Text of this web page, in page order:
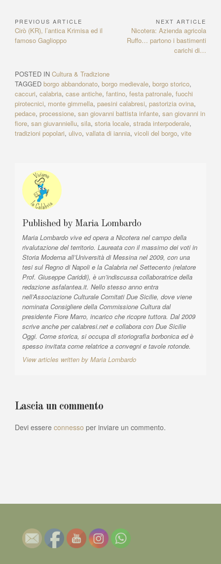
s
A
p
e
b
o
k
n a
m
e
st
e
dI
n
h
at
p
e
ss
a
g
ail
di
N
a
g
a
z
i
o
PREVIOUS ARTICLE
P
r
i
o
u
s
A
r
t
i
Cirò (KR), l’antica Krimisa ed il
famoso Gaglioppo
NEXT ARTICLE
N
e
r
t
i
c
l
e
:
Nicotera: Azienda agricola
Ruffo… partono i bastimenti
carichi di…
POSTED IN Cultura & Tradizione
TAGGED borgo abbandonato, borgo medievale, borgo storico,
caccuri, calabria, case antiche, fantino, festa patronale, fuochi
pirotecnici, monte gimmella, paesini calabresi, pastorizia ovina,
pedace, processione, san giovanni battista infante, san giovanni in
fiore, san giuvanniellu, sila, storia locale, strada interpoderale,
tradizioni popolari, ulivo, vallata di iannia, vicoli del borgo, vite
Published byMaria Lombardo
Maria Lombardo vive ed opera a Nicotera nel campo della
rivalutazione del territorio. Laureata con il massimo dei voti in
Storia Moderna all’Università di Messina nel 2009, con una
tesi sul Regno di Napoli e la Calabria nel Settecento (relatore
Prof. Giuseppe Cariddi), è un’indiscussa collaboratrice della
redazione asfalantea.it. Nello stesso anno entra
nell’Associazione Culturale Comitati Due Sicilie, dove viene
nominata Consigliere della Commissione Cultura dal
presidente Fiore Marro, incarico che ricopre tuttora. Dal 2009
scrive anche per calabresi.net e collabora con Due Sicilie
Oggi. Come storica, si occupa di storiografia borbonica ed è
spesso invitata come relatrice a convegni e tavole rotonde.
View articles written by Maria Lombardo
Lascia un commento
Devi essere connesso per inviare un commento.